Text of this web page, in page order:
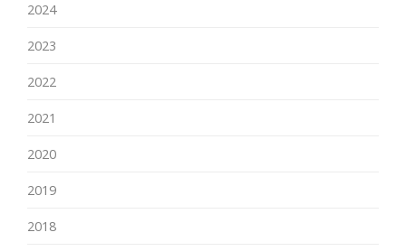
2024
2023
2022
2021
2020
2019
2018